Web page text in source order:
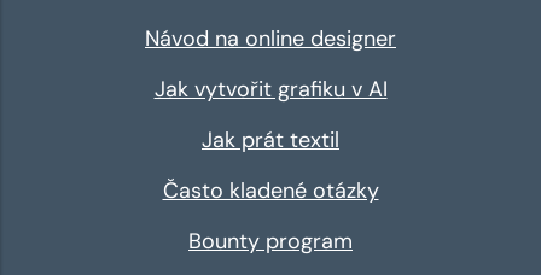
Návod na online designer
Jak vytvořit grafiku v AI
Jak prát textil
Často kladené otázky
Bounty program